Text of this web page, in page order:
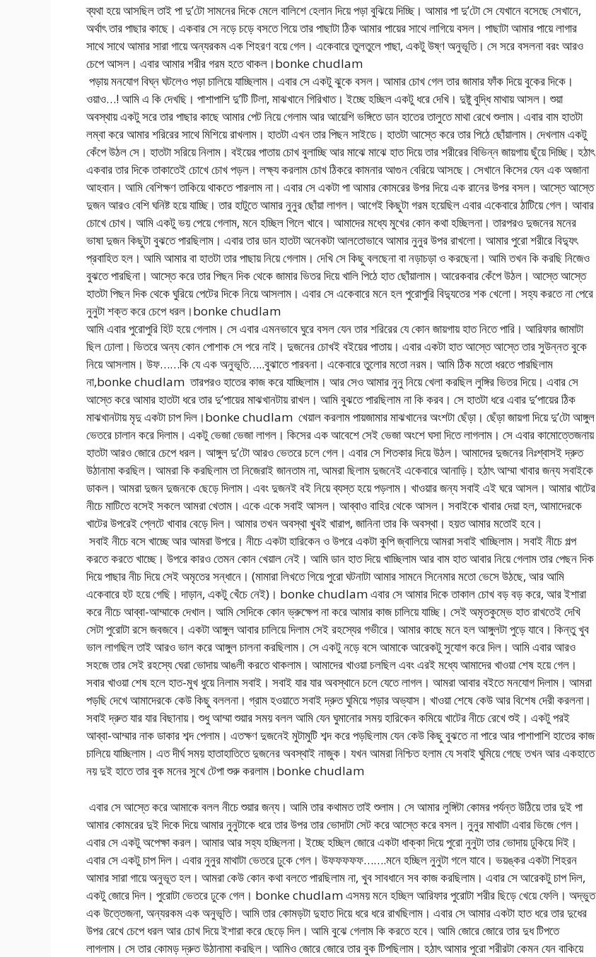
ব্যথা হয়ে আসছিল তাই পা দু’টো সামনের দিকে মেলে বালিশে হেলান দিয়ে পড়া বুঝিয়ে দিচ্ছি। আমার পা দু’টো সে যেখানে বসেছে সেখানে,
অর্থাৎ তার পাছার কাছে। একবার সে নড়ে চড়ে বসতে গিয়ে তার পাছাটা ঠিক আমার পায়ের সাথে লাগিয়ে বসল। পাছাটা আমার পায়ে লাগার
সাথে সাথে আমার সারা গায়ে অন্যরকম এক শিহরণ বয়ে গেল। একেবারে তুলতুলে পাছা, একটু উষ্ণ অনুভূতি। সে সরে বসলনা বরং আরও
চেপে আসল। এবার আমার শরীর গরম হতে থাকল।bonke chudlam
পড়ায় মনযোগ বিঘ্ন ঘটলেও পড়া চালিয়ে যাচ্ছিলাম। এবার সে একটু ঝুকে বসল। আমার চোখ গেল তার জামার ফাঁক দিয়ে বুকের দিকে।
ওয়াও…! আমি এ কি দেখছি। পাশাপাশি দু’টি টিলা, মাঝখানে গিরিখাত। ইচ্ছে হচ্ছিল একটু ধরে দেখি। দুষ্টু বুদ্ধি মাথায় আসল। শুয়া
অবস্থায় একটু সরে তার পাছার কাছে আমার পেট নিয়ে গেলাম আর আয়েশি ভঙ্গিতে ডান হাতের তালুতে মাথা রেখে শুলাম। এবার বাম হাতটা
লম্বা করে আমার শরিরের সাথে মিশিয়ে রাখলাম। হাতটা এখন তার পিছন সাইডে। হাতটা আস্তে করে তার পিঠে ছোঁয়ালাম। দেখলাম একটু
কেঁপে উঠল সে। হাতটা সরিয়ে নিলাম। বইয়ের পাতায় চোখ বুলাচ্ছি আর মাঝে মাঝে হাত দিয়ে তার শরীরের বিভিন্ন জায়গায় ছুঁয়ে দিচ্ছি। হঠাৎ
একবার তার দিকে তাকাতেই চোখে চোখ পড়ল। লক্ষ্য করলাম চোখ ঠিকরে কামনার আগুন বেরিয়ে আসছে। সেখানে কিসের যেন এক অজানা
আহবান। আমি বেশিক্ষণ তাকিয়ে থাকতে পারলাম না। এবার সে একটা পা আমার কোমরের উপর দিয়ে এক রানের উপর বসল। আস্তে আস্তে
দুজন আরও বেশি ঘনিষ্ট হয়ে যাচ্ছি। তার হাটুতে আমার নুনুর ছোঁয়া লাগল। আগেই কিছুটা গরম হয়েছিল এবার একেবারে ঠাটিয়ে গেল। আবার
চোখে চোখ। আমি একটু ভয় পেয়ে গেলাম, মনে হচ্ছিল গিলে খাবে। আমাদের মধ্যে মুখের কোন কথা হচ্ছিলনা। তারপরও দুজনের মনের
ভাষা দুজন কিছুটা বুঝতে পারছিলাম। এবার তার ডান হাতটা অনেকটা আলতোভাবে আমার নুনুর উপর রাখলো। আমার পুরো শরীরে বিদ্যুৎ
প্রবাহিত হল। আমি আমার বা হাতটা তার পাছায় নিয়ে গেলাম। দেখি সে কিছু বলছেনা বা নড়াচড়া ও করছেনা। আমি তখন কি করছি নিজেও
বুঝতে পারছিনা। আস্তে করে তার পিছন দিক থেকে জামার ভিতর দিয়ে খালি পিঠে হাত ছোঁয়ালাম। আরেকবার কেঁপে উঠল। আস্তে আস্তে
হাতটা পিছন দিক থেকে ঘুরিয়ে পেটের দিকে নিয়ে আসলাম। এবার সে একেবারে মনে হল পুরোপুরি বিদ্যুতের শক খেলো। সহ্য করতে না পেরে
নুনুটা শক্ত করে চেপে ধরল।bonke chudlam
আমি এবার পুরোপুরি হিট হয়ে গেলাম। সে এবার এমনভাবে ঘুরে বসল যেন তার শরিরের যে কোন জায়গায় হাত নিতে পারি। আরিফার জামাটা
ছিল ঢোলা। ভিতরে অন্য কোন পোশাক সে পরে নাই। দুজনের চোখই বইয়ের পাতায়। এবার একটা হাত আস্তে আস্তে তার সুউন্নত বুকে
নিয়ে আসলাম। উফ……কি যে এক অনুভূতি…..বুঝাতে পারবনা। একেবারে তুলোর মতো নরম। আমি ঠিক মতো ধরতে পারছিলাম
না,bonke chudlam তারপরও হাতের কাজ করে যাচ্ছিলাম। আর সেও আমার নুনু নিয়ে খেলা করছিল লুঙ্গির ভিতর দিয়ে। এবার সে
আস্তে করে আমার হাতটা ধরে তার দু’পায়ের মাঝখানটায় রাখল। আমি বুঝতে পারছিলাম না কি করব। সে হাতটা ধরে এবার দু’পায়ের ঠিক
মাঝখানটায় মৃদু একটা চাপ দিল।bonke chudlam খেয়াল করলাম পায়জামার মাঝখানের অংশটা ছেঁড়া। ছেঁড়া জায়গা দিয়ে দু’টো আঙ্গুল
ভেতরে চালান করে দিলাম। একটু ভেজা ভেজা লাগল। কিসের এক আবেশে সেই ভেজা অংশে ঘসা দিতে লাগলাম। সে এবার কামোত্তেজনায়
হাতটা আরও জোরে চেপে ধরল। আঙ্গুল দু’টো আরও ভেতরে চলে গেল। এবার সে শিতকার দিয়ে উঠল। আমাদের দুজনের নিঃশ্বাসই দ্রুত
উঠানামা করছিল। আমরা কি করছিলাম তা নিজেরাই জানতাম না, আমরা ছিলাম দুজনেই একেবারে আনাড়ি। হঠাৎ আম্মা খাবার জন্য সবাইকে
ডাকল। আমরা দুজন দুজনকে ছেড়ে দিলাম। এবং দুজনই বই নিয়ে ব্যস্ত হয়ে পড়লাম। খাওয়ার জন্য সবাই এই ঘরে আসল। আমার খাটের
নীচে মাটিতে বসেই সকলে আমরা খেতাম। একে একে সবাই আসল। আব্বাও বাহির থেকে আসল। সবাইকে খাবার দেয়া হল, আমাদেরকে
খাটের উপরেই প্লেটে খাবার বেড়ে দিল। আমার তখন অবস্থা খুবই খারাপ, জানিনা তার কি অবস্থা। হয়ত আমার মতোই হবে।
সবাই নীচে বসে খাচ্ছে আর আমরা উপরে। নীচে একটা হারিকেন ও উপরে একটা কুপি জ্বালিয়ে আমরা সবাই খাচ্ছিলাম। সবাই নীচে গল্প
করতে করতে খাচ্ছে। উপরে কারও তেমন কোন খেয়াল নেই। আমি ডান হাত দিয়ে খাচ্ছিলাম আর বাম হাত আবার নিয়ে গেলাম তার পেছন দিক
দিয়ে পাছার নীচ দিয়ে সেই অমৃতের সন্ধানে। (মামারা লিখতে গিয়ে পুরো ঘটনাটা আমার সামনে সিনেমার মতো ভেসে উঠছে, আর আমি
একেবারে হট হয়ে গেছি। দাড়ান, একটু খেঁচে নেই)। bonke chudlam এবার সে আমার দিকে তাকাল চোখ বড় বড় করে, আর ইশারা
করে নীচে আব্বা-আম্মাকে দেখাল। আমি সেদিকে কোন ভ্রুক্ষেপ না করে আমার কাজ চালিয়ে যাচ্ছি। সেই অমৃতকুম্ভে হাত রাখতেই দেখি
সেটা পুরোটা রসে জবজবে। একটা আঙ্গুল আবার চালিয়ে দিলাম সেই রহস্যের গভীরে। আমার কাছে মনে হল আঙ্গুলটা পুড়ে যাবে। কিন্তু খুব
ভাল লাগছিল তাই আরও ভাল করে আঙ্গুল চালনা করছিলাম। সে একটু নড়ে বসে আমাকে আরেকটু সুযোগ করে দিল। আমি এবার আরও
সহজে তার সেই রহস্যে ঘেরা ভোদায় আঙলী করতে থাকলাম। আমাদের খাওয়া চলছিল এবং এরই মধ্যে আমাদের খাওয়া শেষ হয়ে গেল।
সবার খাওয়া শেষ হলে হাত-মুখ ধুয়ে নিলাম সবাই। সবাই যার যার অবস্থানে চলে যেতে লাগল। আমরা আবার বইতে মনযোগ দিলাম। আমরা
পড়ছি দেখে আমাদেরকে কেউ কিছু বললনা। গ্রাম হওয়াতে সবাই দ্রুত ঘুমিয়ে পড়ার অভ্যাস। খাওয়া শেষে কেউ আর বিশেষ দেরী করলনা।
সবাই দ্রুত যার যার বিছানায়। শুধু আম্মা শুয়ার সময় বলল আমি যেন ঘুমানোর সময় হারিকেন কমিয়ে খাটের নীচে রেখে শুই। একটু পরই
আব্বা-আম্মার নাক ডাকার শব্দ পেলাম। এতক্ষণ দুজনেই মুটামুটি শব্দ করে পড়ছিলাম যেন কেউ কিছু বুঝতে না পারে আর পাশাপাশি হাতের কাজ
চালিয়ে যাচ্ছিলাম। এত দীর্ঘ সময় হাতাহাতিতে দুজনের অবস্থাই নাজুক। যখন আমরা নিশ্চিত হলাম যে সবাই ঘুমিয়ে গেছে তখন আর একহাতে
নয় দুই হাতে তার বুক মনের সুখে টেপা শুরু করলাম।bonke chudlam
এবার সে আস্তে করে আমাকে বলল নীচে শুয়ার জন্য। আমি তার কথামত তাই শুলাম। সে আমার লুঙ্গিটা কোমর পর্যন্ত উঠিয়ে তার দুই পা
আমার কোমরের দুই দিকে দিয়ে আমার নুনুটাকে ধরে তার উপর তার ভোদাটা সেট করে আস্তে করে বসল। নুনুর মাথাটা এবার ভিজে গেল।
এবার সে একটু অপেক্ষা করল। আমার আর সহ্য হচ্ছিলনা। ইচ্ছে হচ্ছিল জোরে একটা ধাক্কা দিয়ে পুরো নুনুটা তার ভোদায় ঢুকিয়ে দিই।
এবার সে একটু চাপ দিল। এবার নুনুর মাথাটা ভেতরে ঢুকে গেল। উফফফফফ…….মনে হচ্ছিল নুনুটা গলে যাবে। ভয়ঙ্কর একটা শিহরন
আমার সারা গায়ে অনুভূত হল। আমরা কেউ কোন কথা বলতে পারছিলাম না, খুব সাবধানে সব কাজ করছিলাম। এবার সে আরেকটু চাপ দিল,
একটু জোরে দিল। পুরোটা ভেতরে ঢুকে গেল। bonke chudlam এসময় মনে হচ্ছিল আরিফার পুরোটা শরীর ছিড়ে খেয়ে ফেলি। অদ্ভুত
এক উত্তেজনা, অন্যরকম এক অনুভূতি। আমি তার কোমড়টা দুহাত দিয়ে ধরে ধরে রাখছিলাম। এবার সে আমার একটা হাত ধরে তার দুধের
উপর রেখে চেপে ধরল আর চোখ দিয়ে ইশারা করে ছেড়ে দিল। আমি বুঝে গেলাম কি করতে হবে। আমি জোরে জোরে তার দুধ টিপতে
লাগলাম। সে তার কোমড় দ্রুত উঠানামা করছিল। আমিও জোরে জোরে তার বুক টিপছিলাম। হঠাৎ আমার পুরো শরীরটা কেমন যেন বাকিয়ে